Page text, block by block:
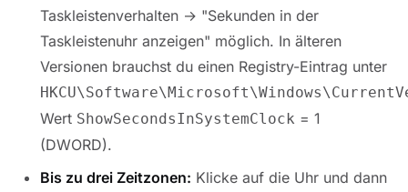
Taskleistenverhalten → "Sekunden in der
Taskleistenuhr anzeigen" möglich. In älteren
Versionen brauchst du einen Registry-Eintrag unter
Wert ShowSecondsInSystemClock = 1
(DWORD).
Bis zu drei Zeitzonen: Klicke auf die Uhr und dann